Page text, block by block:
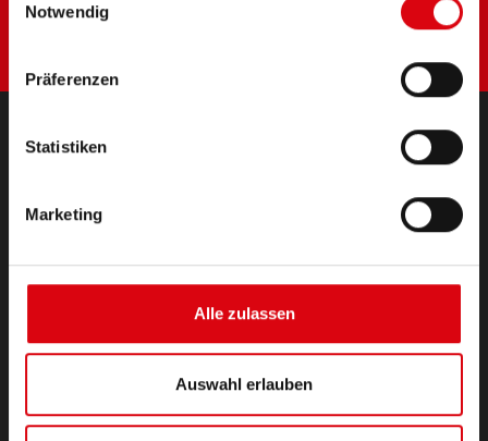
Notwendig
Präferenzen
Statistiken
Marketing
Alle zulassen
Auswahl erlauben
Zubehör für PKW und Nutzfahrzeuge
(Semi-) Traktion & Standby
Standorte & Kontakt